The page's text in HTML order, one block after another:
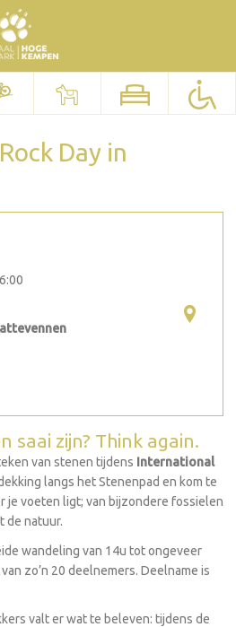
Day in
saai zijn? Think again.
van stenen tijdens International
langs het Stenenpad en kom te
je voeten ligt; van bijzondere fossielen
de natuur.
wandeling van 14u tot ongeveer
zo’n 20 deelnemers. Deelname is
valt er wat te beleven: tijdens de